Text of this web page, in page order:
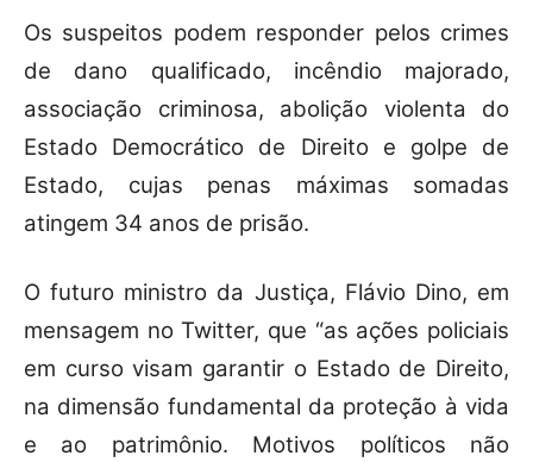
Os suspeitos podem responder pelos crimes
de dano qualificado, incêndio majorado,
associação criminosa, abolição violenta do
Estado Democrático de Direito e golpe de
Estado, cujas penas máximas somadas
atingem 34 anos de prisão.
O futuro ministro da Justiça, Flávio Dino, em
mensagem no Twitter, que “as ações policiais
em curso visam garantir o Estado de Direito,
na dimensão fundamental da proteção à vida
e ao patrimônio. Motivos políticos não